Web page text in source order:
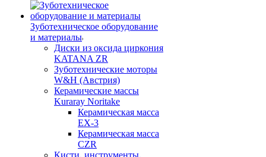
Зуботехническое оборудование
и материалы
Диски из оксида циркония
KATANA ZR
Зуботехнические моторы
W&H (Австрия)
Керамические массы
Kuraray Noritake
Керамическая масса
EX-3
Керамическая масса
CZR
Кисти, инструменты,